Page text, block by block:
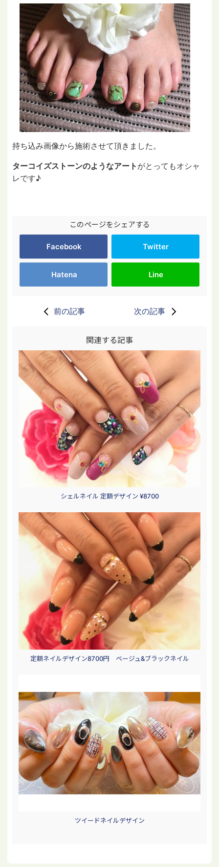
持ち込み画像から施術させて頂きました。
ターコイズストーンのようなアート がとってもオシャ
レです♪
このページをシェアする
Facebook Twitter
Hatena Line
前の記事 次の記事
関連する記事
シェルネイル 定額デザイン ¥8700
定額ネイルデザイン8700円 ベージュ&ブラックネイル
ツイードネイルデザイン